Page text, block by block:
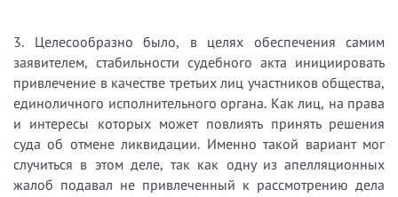
3. Целесообразно было, в целях обеспечения самим
заявителем, стабильности судебного акта инициировать
привлечение в качестве третьих лиц участников общества,
единоличного исполнительного органа. Как лиц, на права
и интересы которых может повлиять принять решения
суда об отмене ликвидации. Именно такой вариант мог
случиться в этом деле, так как одну из апелляционных
жалоб подавал не привлеченный к рассмотрению дела